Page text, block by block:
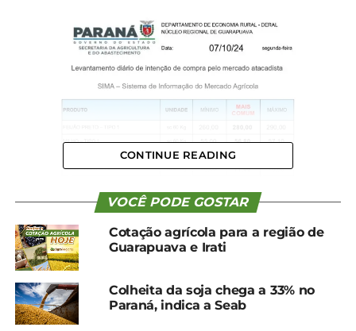
CONTINUE READING
VOCÊ PODE GOSTAR
Cotação agrícola para a região de
Guarapuava e Irati
Colheita da soja chega a 33% no
Paraná, indica a Seab